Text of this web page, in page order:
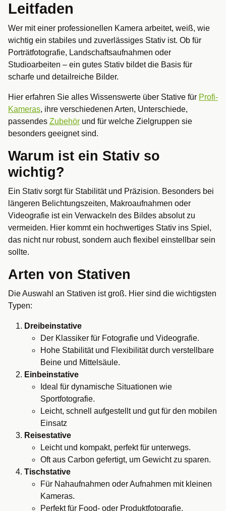
Leitfaden
Wer mit einer professionellen Kamera arbeitet, weiß, wie
wichtig ein stabiles und zuverlässiges Stativ ist. Ob für
Porträtfotografie, Landschaftsaufnahmen oder
Studioarbeiten – ein gutes Stativ bildet die Basis für
scharfe und detailreiche Bilder.
Hier erfahren Sie alles Wissenswerte über Stative für Profi-
Kameras, ihre verschiedenen Arten, Unterschiede,
passendes Zubehör und für welche Zielgruppen sie
besonders geeignet sind.
Warum ist ein Stativ so
wichtig?
Ein Stativ sorgt für Stabilität und Präzision. Besonders bei
längeren Belichtungszeiten, Makroaufnahmen oder
Videografie ist ein Verwackeln des Bildes absolut zu
vermeiden. Hier kommt ein hochwertiges Stativ ins Spiel,
das nicht nur robust, sondern auch flexibel einstellbar sein
sollte.
Arten von Stativen
Die Auswahl an Stativen ist groß. Hier sind die wichtigsten
Typen:
Dreibeinstative
Der Klassiker für Fotografie und Videografie.
Hohe Stabilität und Flexibilität durch verstellbare
Beine und Mittelsäule.
Einbeinstative
Ideal für dynamische Situationen wie
Sportfotografie.
Leicht, schnell aufgestellt und gut für den mobilen
Einsatz
Reisestative
Leicht und kompakt, perfekt für unterwegs.
Oft aus Carbon gefertigt, um Gewicht zu sparen.
Tischstative
Für Nahaufnahmen oder Aufnahmen mit kleinen
Kameras.
Perfekt für Food- oder Produktfotografie.